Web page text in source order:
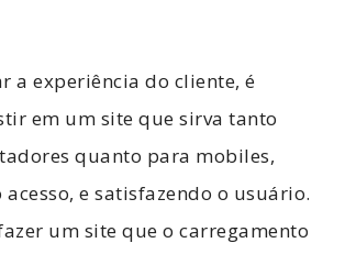
a experiência do cliente, é
em um site que sirva tanto
quanto para mobiles,
e satisfazendo o usuário.
um site que o carregamento